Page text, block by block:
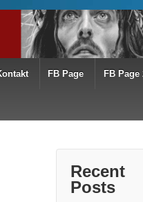
FB Page FB Page
Recent
Posts